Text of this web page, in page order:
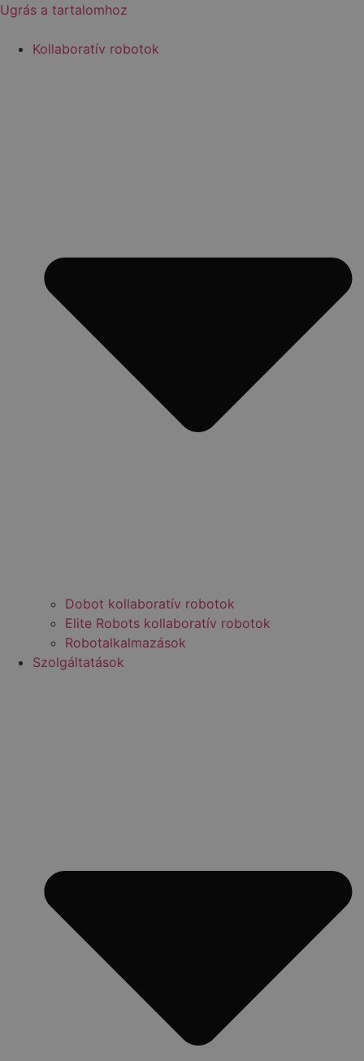
Ugrás a tartalomhoz
Kollaboratív robotok
Dobot kollaboratív robotok
Elite Robots kollaboratív robotok
Robotalkalmazások
Szolgáltatások